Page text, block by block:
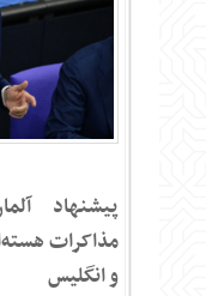
پیشنهاد
مذاکرات
و انگلیس